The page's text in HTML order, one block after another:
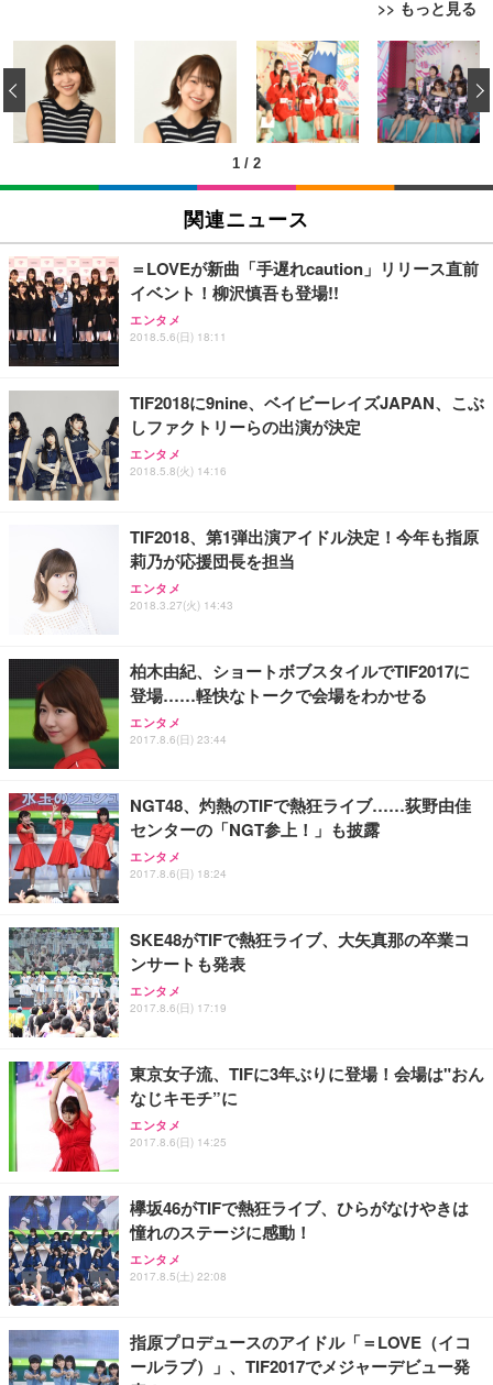
>> もっと見る
[EdoErgo] オフィスチェア 椅子 テレワーク 疲れな
い 跳ね上げ式アームレスト コンパクト 約105度ロッ
キング pc 事務椅子 360度回転 座面昇降 強化ナイロ
ン樹脂ベース 通気性メッシュ 在宅ワーク H-WY01
(黒網+黒枠+黒足)
￥5,699
SIHOO B100 オフィスチェア／デスクチェア メッシ
ュチェア 人間工学 疲れない ブラック
￥27,999
Sezlife オフィスチェア デスクチェア 疲れない テレ
ワーク チェア 強化バックレスト 30度ロッキング機
能 人間工学 椅子 腰サポート 90度跳ね上げ式アーム
務用 おしゃれ パソコンチェア (ブラック)
Sezlife オフィスチェア デスクチェア 疲れない テレ
ワーク チェア 強化バックレスト 30度ロッキング機
能 人間工学 椅子 腰サポート 90度跳ね上げ式アーム
務用 おしゃれ パソコンチェア (ホワイト)
ANDWINT オフィスチェア デスクチェア 肘なし メ
ッシュ 通気性 ランバーサポート付き 腰サポート ガ
ス圧無段階昇降 360度回転 キャスター付き コンパク
EIZO ビジネス向けプレミアムモニター | FlexScan
EV3240X-WT | 31.5型4K UHD・USB Type-C・ホワ
￥105,595
EIZO ビジネス向けプレミアムモニター | FlexScan
￥109,572
【純正品】27"ゲーミングモニター DualSense 充電
フック付き（CFI-ZDM1J）
【整備済み品】Dell E2724HS 27インチ 液晶モニタ
ー フルHD（1920×1080）VA 非光沢 HDMI/DisplayP
ort/VGA スピーカー内蔵 高さ調整 スイベル VESA対
【MiniLED/24.5inch/280Hz/FHD】GRAPHT THE S
HOOTER Gaming Monitor 24” Essential ゲーミン
グモニター QD 24.5インチ 1ms FHD 量子ドット 残
Amazonベーシック ペットシーツ 薄型 レギュラー 1
回使い捨て 無香料 ホワイト 300枚
￥3,373
Amazonベーシック ペットシーツ 厚型 ワイド 42枚
x2袋(84枚) ホワイト(吸収面:ライトブルー)
￥3,234
ネオ・ルーライフ ネオ・オムツ L 中型犬用 26枚入
り 単品
Smart Basic(スマートベーシック) 【Amazon.co.jp
限定】 Smart Basic アイリスオーヤマ ペットシーツ
超厚型 お徳用 ワイド 100枚入 (x 1) (ケース販売)
アイリスオーヤマ ペットシーツ 超厚型 お徳用 レギ
ュラー 200枚入【Amazon.co.jp限定】
1 / 2
‹
関連ニュース
＝LOVEが新曲「手遅れcaution」リリース直前
イベント！柳沢慎吾も登場!!
エンタメ
2018.5.6(日) 18:11
TIF2018に9nine、ベイビーレイズJAPAN、こぶ
しファクトリーらの出演が決定
エンタメ
2018.5.8(火) 14:16
TIF2018、第1弾出演アイドル決定！今年も指原
莉乃が応援団長を担当
エンタメ
2018.3.27(火) 14:43
柏木由紀、ショートボブスタイルでTIF2017に
登場……軽快なトークで会場をわかせる
エンタメ
2017.8.6(日) 23:44
NGT48、灼熱のTIFで熱狂ライブ……荻野由佳
センターの「NGT参上！」も披露
エンタメ
2017.8.6(日) 18:24
SKE48がTIFで熱狂ライブ、大矢真那の卒業コ
ンサートも発表
エンタメ
2017.8.6(日) 17:19
東京女子流、TIFに3年ぶりに登場！会場は"おん
なじキモチ”に
エンタメ
2017.8.6(日) 14:25
欅坂46がTIFで熱狂ライブ、ひらがなけやきは
憧れのステージに感動！
エンタメ
2017.8.5(土) 22:08
指原プロデュースのアイドル「＝LOVE（イコ
ールラブ）」、TIF2017でメジャーデビュー発